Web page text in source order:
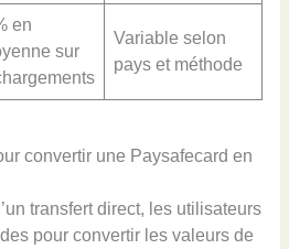
en
sur
Variable selon
pays et méthode
convertir une Paysafecard en
transfert direct, les utilisateurs
pour convertir les valeurs de